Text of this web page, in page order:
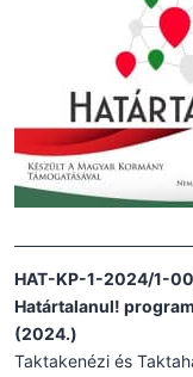
HAT-KP-1-2024/1-
Határtalanul!
(2024.)
Taktakenézi és